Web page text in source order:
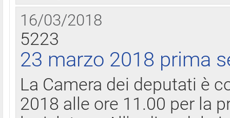
16/03/2018
5223
23 marzo 2018 prima
La Camera dei deputati è
2018 alle ore 11.00 per la